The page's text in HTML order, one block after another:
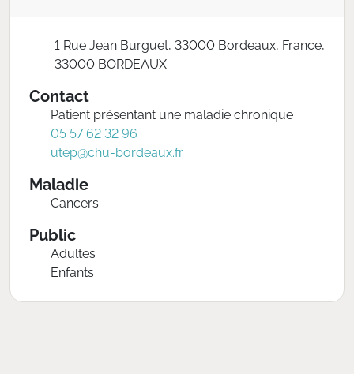
1 Rue Jean Burguet, 33000 Bordeaux, France,
33000 BORDEAUX
Contact
Patient présentant une maladie chronique
05 57 62 32 96
utep@chu-bordeaux.fr
Maladie
Cancers
Public
Adultes
Enfants